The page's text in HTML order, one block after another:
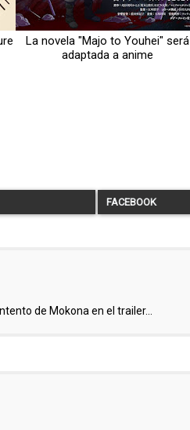
La novela "Majo to Youhei" será
adaptada a anime
FACEBOOK
de Mokona en el trailer...